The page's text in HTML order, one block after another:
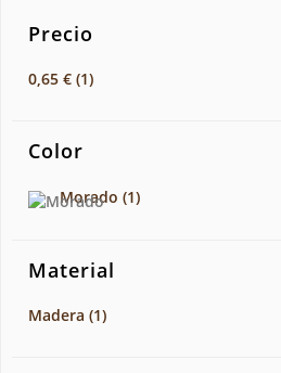
Precio
0,65 € (1)
Color
Morado (1)
Material
Madera (1)